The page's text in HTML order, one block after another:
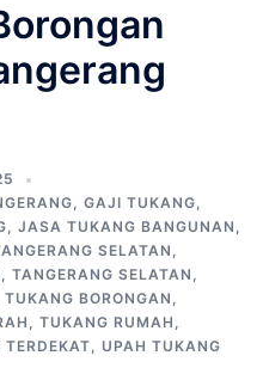
, GAJI TUKANG,
, JASA TUKANG BANGUNAN ,
SELATAN ,
, TANGERANG SELATAN ,
TUKANG BORONGAN ,
, TUKANG RUMAH ,
, UPAH TUKANG